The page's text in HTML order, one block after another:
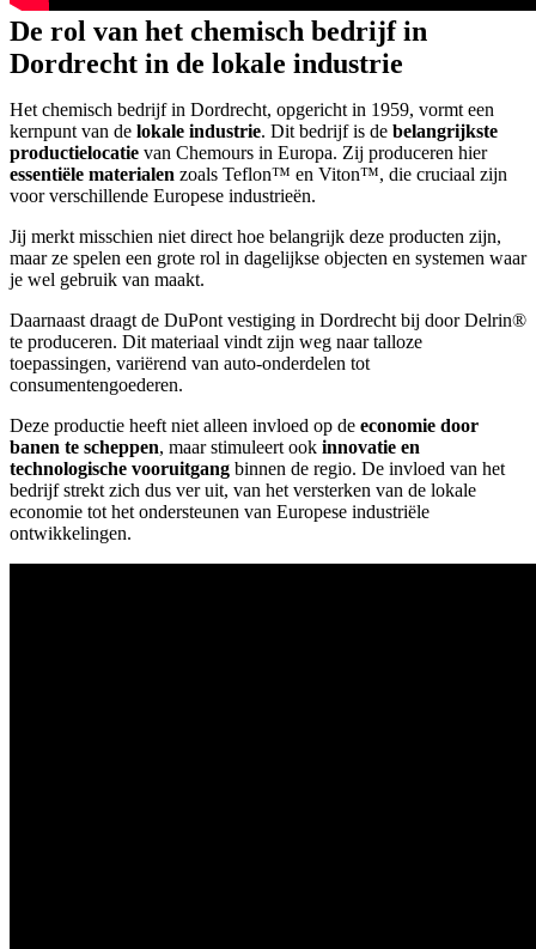
De rol van het chemisch bedrijf in
Dordrecht in de lokale industrie
Het chemisch bedrijf in Dordrecht, opgericht in 1959, vormt een
kernpunt van de lokale industrie. Dit bedrijf is de belangrijkste
productielocatie van Chemours in Europa. Zij produceren hier
essentiële materialen zoals Teflon™ en Viton™, die cruciaal zijn
voor verschillende Europese industrieën.
Jij merkt misschien niet direct hoe belangrijk deze producten zijn,
maar ze spelen een grote rol in dagelijkse objecten en systemen waar
je wel gebruik van maakt.
Daarnaast draagt de DuPont vestiging in Dordrecht bij door Delrin®
te produceren. Dit materiaal vindt zijn weg naar talloze
toepassingen, variërend van auto-onderdelen tot
consumentengoederen.
Deze productie heeft niet alleen invloed op de economie door
banen te scheppen, maar stimuleert ook innovatie en
technologische vooruitgang binnen de regio. De invloed van het
bedrijf strekt zich dus ver uit, van het versterken van de lokale
economie tot het ondersteunen van Europese industriële
ontwikkelingen.